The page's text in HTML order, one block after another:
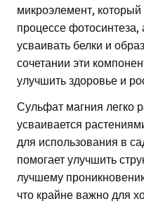
микроэлемент,
процессе
усваивать белки и
сочетании эти
улучшить здоровье и
Сульфат магния легко
усваивается
для использования в
помогает улучшить
лучшему
что крайне важно для